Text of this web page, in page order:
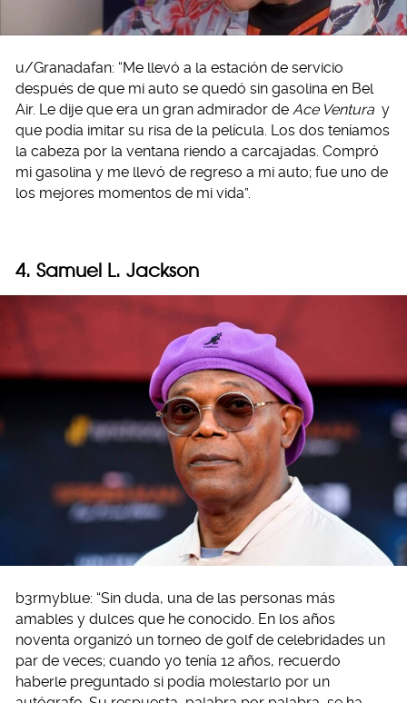
u/Granadafan: “Me llevó a la estación de servicio
después de que mi auto se quedó sin gasolina en Bel
Air. Le dije que era un gran admirador de Ace Ventura y
que podía imitar su risa de la película. Los dos teníamos
la cabeza por la ventana riendo a carcajadas. Compró
mi gasolina y me llevó de regreso a mi auto; fue uno de
los mejores momentos de mi vida”.
4. Samuel L. Jackson
b3rmyblue: “Sin duda, una de las personas más
amables y dulces que he conocido. En los años
noventa organizó un torneo de golf de celebridades un
par de veces; cuando yo tenía 12 años, recuerdo
haberle preguntado si podía molestarlo por un